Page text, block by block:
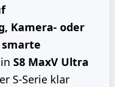
Kamera- oder
S8 MaxV Ultra
S-Serie klar